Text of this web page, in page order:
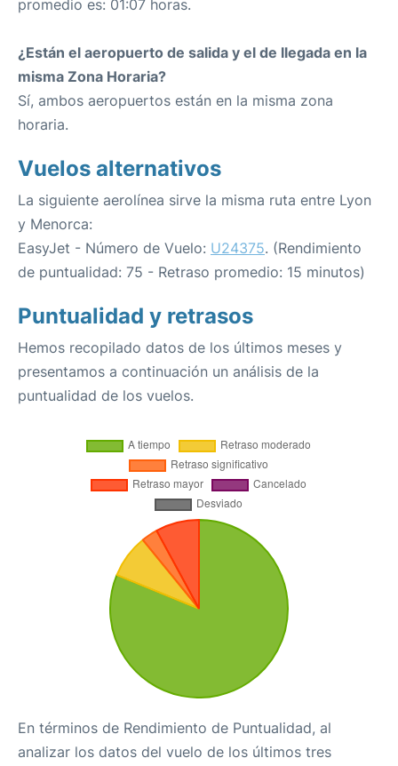
promedio es: 01:07 horas.
¿Están el aeropuerto de salida y el de llegada en la
misma Zona Horaria?
Sí, ambos aeropuertos están en la misma zona
horaria.
Vuelos alternativos
La siguiente aerolínea sirve la misma ruta entre Lyon
y Menorca:
EasyJet - Número de Vuelo: U24375. (Rendimiento
de puntualidad: 75 - Retraso promedio: 15 minutos)
Puntualidad y retrasos
Hemos recopilado datos de los últimos meses y
presentamos a continuación un análisis de la
puntualidad de los vuelos.
En términos de Rendimiento de Puntualidad, al
analizar los datos del vuelo de los últimos tres